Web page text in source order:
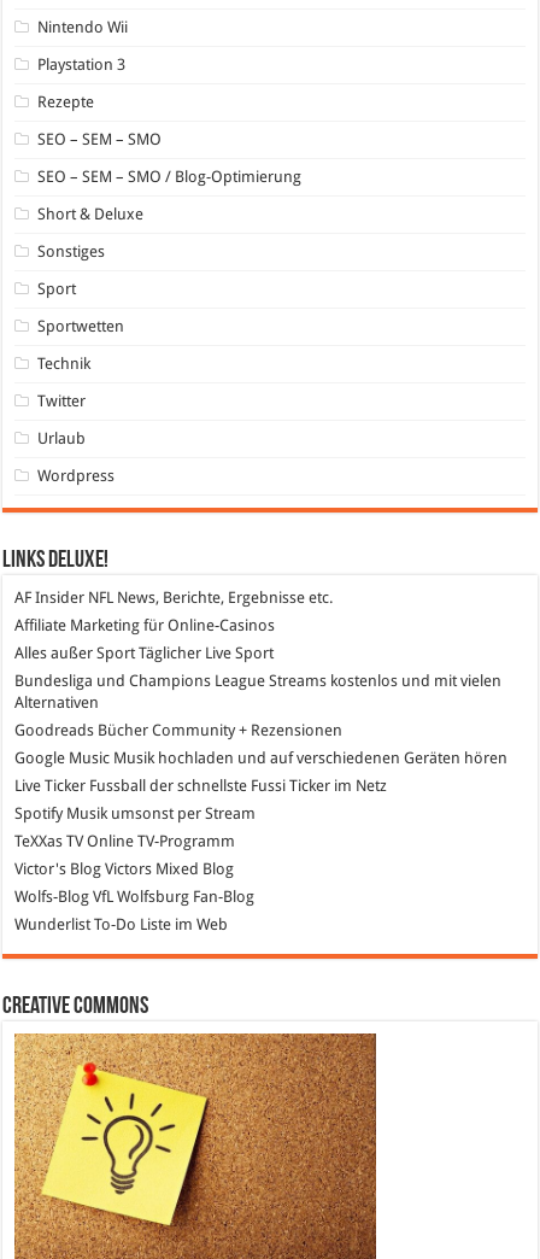
Nintendo Wii
Playstation 3
Rezepte
SEO – SEM – SMO
SEO – SEM – SMO / Blog-Optimierung
Short & Deluxe
Sonstiges
Sport
Sportwetten
Technik
Twitter
Urlaub
Wordpress
Links DeLuXe!
AF Insider NFL News, Berichte, Ergebnisse etc.
Affiliate Marketing für Online-Casinos
Alles außer Sport Täglicher Live Sport
Bundesliga und Champions League Streams kostenlos und mit vielen
Alternativen
Goodreads Bücher Community + Rezensionen
Google Music Musik hochladen und auf verschiedenen Geräten hören
Live Ticker Fussball der schnellste Fussi Ticker im Netz
SpotifyMusik umsonst per Stream
TeXXas TVOnline TV-Programm
Victor's Blog Victors Mixed Blog
Wolfs-Blog VfL Wolfsburg Fan-Blog
Wunderlist To-Do Liste im Web
Creative Commons